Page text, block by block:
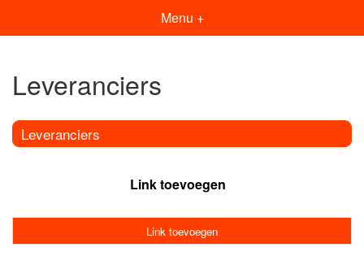
Menu +
Leveranciers
Leveranciers
Link toevoegen
Link toevoegen